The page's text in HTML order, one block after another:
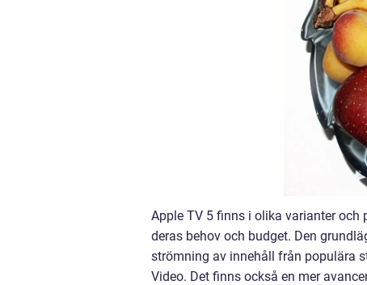
Apple TV 5 finns i olika varianter och
deras behov och budget. Den
strömning av innehåll från populära
Video. Det finns också en mer